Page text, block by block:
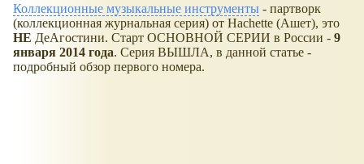
Коллекционные музыкальные инструменты - партворк
(коллекционная журнальная серия) от Hachette (Ашет), это
НЕ ДеАгостини. Старт ОСНОВНОЙ СЕРИИ в России - 9
января 2014 года. Серия ВЫШЛА, в данной статье -
подробный обзор первого номера.